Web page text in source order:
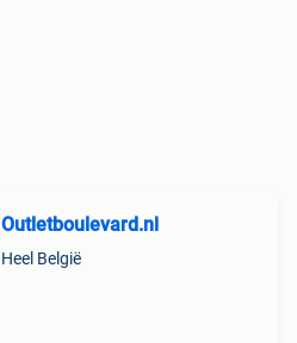
Outletboulevard.nl
Heel België